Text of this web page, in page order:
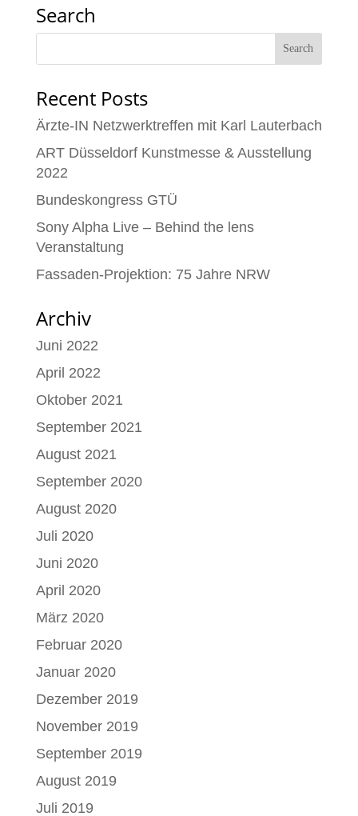
Search
Recent Posts
Ärzte-IN Netzwerktreffen mit Karl Lauterbach
ART Düsseldorf Kunstmesse & Ausstellung
2022
Bundeskongress GTÜ
Sony Alpha Live – Behind the lens
Veranstaltung
Fassaden-Projektion: 75 Jahre NRW
Archiv
Juni 2022
April 2022
Oktober 2021
September 2021
August 2021
September 2020
August 2020
Juli 2020
Juni 2020
April 2020
März 2020
Februar 2020
Januar 2020
Dezember 2019
November 2019
September 2019
August 2019
Juli 2019